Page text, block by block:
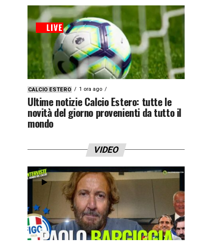
CALCIO ESTERO 1 ora ago
Ultime notizie Calcio Estero: tutte le
novità del giorno provenienti da tutto il
mondo
VIDEO